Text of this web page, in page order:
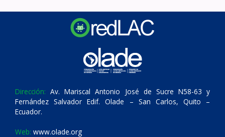
Dirección: Av. Mariscal Antonio José de Sucre N58-63 y
Fernández Salvador Edif. Olade – San Carlos, Quito –
Ecuador.
Web: www.olade.org